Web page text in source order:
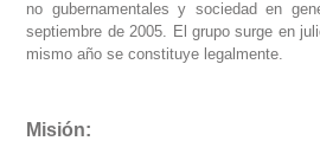
no gubernamentales y sociedad en
septiembre de 2005. El grupo surge en
mismo año se constituye legalmente.
Misión: